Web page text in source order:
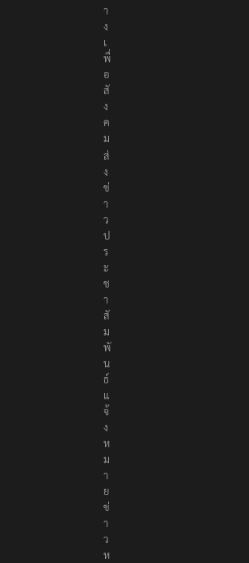
า
ง
เ
พื่
อ
สั
ง
ค
ม
ส่
ง
ข่
า
ว
ป
ร
ะ
ช
า
สั
ม
พั
น
ธ์
แ
จ้
ง
ห
ม
า
ย
ข่
า
ว
ห